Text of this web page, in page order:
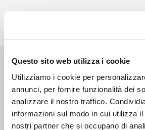
Questo sito web utilizza i cookie
Utilizziamo i cookie per
annunci, per fornire funzionalità dei
analizzare il nostro traffico.
informazioni sul modo in cui utilizza
nostri partner che si occupano di
EMAIL
Iscriviti gratuitamente alla
newsletter